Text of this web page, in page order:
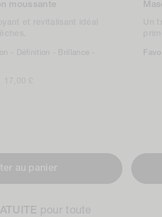
moussante
- Définition -
Brillance -
au panier
pour toute